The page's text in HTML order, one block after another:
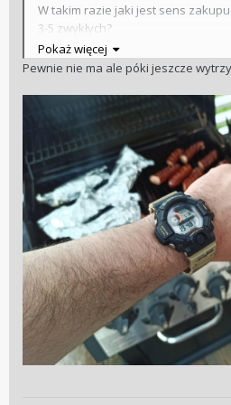
W takim razie jaki jest sens
3-5 zwykłych?
Pokaż więcej
Pewnie nie ma ale póki jeszcze